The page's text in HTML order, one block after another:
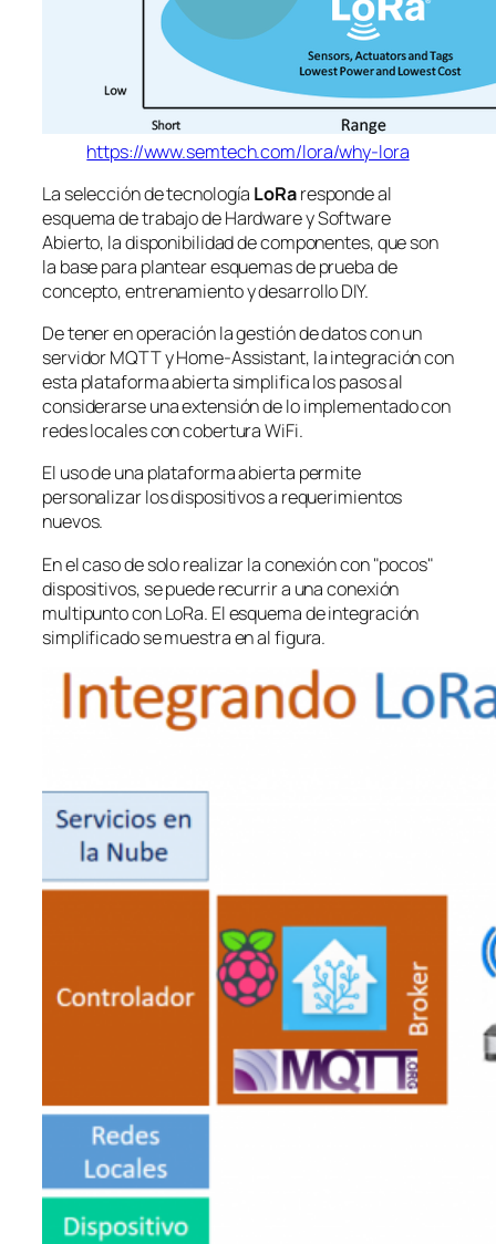
https://www.semtech.com/lora/why-lora
La selección de tecnología LoRaresponde al
esquema de trabajo de Hardware y Software
Abierto, la disponibilidad de componentes, que son
la base para plantear esquemas de prueba de
concepto, entrenamiento y desarrollo DIY.
De tener en operación la gestión de datos con un
servidor MQTT y Home-Assistant, la integración con
esta plataforma abierta simplifica los pasos al
considerarse una extensión de lo implementado con
redes locales con cobertura WiFi.
El uso de una plataforma abierta permite
personalizar los dispositivos a requerimientos
nuevos.
En el caso de solo realizar la conexión con "pocos"
dispositivos, se puede recurrir a una conexión
multipunto con LoRa. El esquema de integración
simplificado se muestra en al figura.